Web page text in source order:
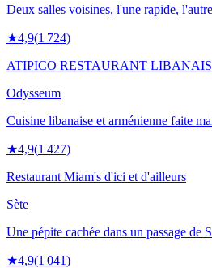
Deux salles voisines, l'une rapide,
★4,9(1 724)
ATIPICO RESTAURANT LIBANAIS
Odysseum
Cuisine libanaise et arménienne faite
★4,9(1 427)
Restaurant Miam's d'ici et d'ailleurs
Sète
Une pépite cachée dans un passage
★4,9(1 041)